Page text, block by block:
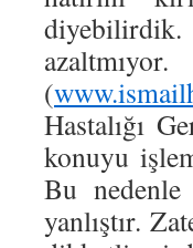
diyebilirdik.
(
Hastalığı
konuyu
Bu nedenle
yanlıştır.